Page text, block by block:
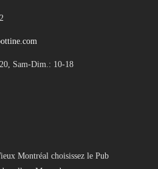
Sam-Dim.: 10-18
Montréal choisissez le Pub